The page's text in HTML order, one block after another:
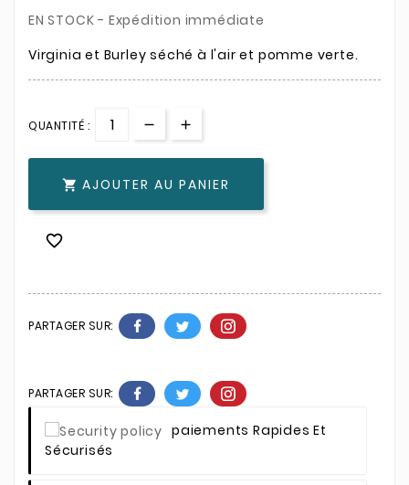
EN STOCK - Expédition immédiate
Virginia et Burley séché à l'air et pomme verte.
QUANTITÉ :
 AJOUTER AU PANIER

PARTAGER SUR:
PARTAGER SUR:
Paiements Rapides Et
Sécurisés